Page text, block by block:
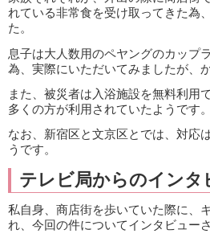
れている非常食を受け取ってきた為
た。
息子は大人数用のペヤングのカップ
為、実際にいただいてみましたが、
また、被災者は入浴施設を無料利用
多くの方が利用されていたようです。
なお、新宿区と文京区とでは、対応
うです。
テレビ局からのインタ
私自身、商店街を歩いていた際に、
れ、今回の件についてインタビュー